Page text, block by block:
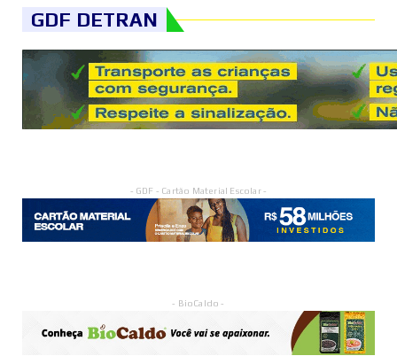
GDF DETRAN
- GDF - Cartão Material Escolar -
- BioCaldo -